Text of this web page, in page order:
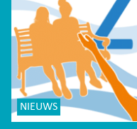
NIEUWS